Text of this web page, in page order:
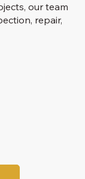
our team
repair,